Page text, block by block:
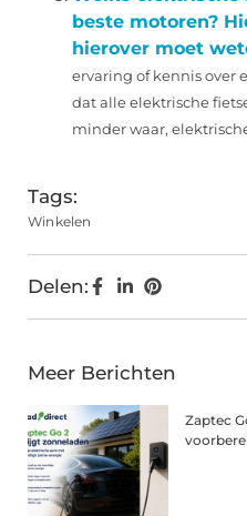
beste motoren?
hierover moet
ervaring of kennis over
dat alle elektrische
minder waar,
Tags:
Winkelen
Delen:
Meer Berichten
Zaptec